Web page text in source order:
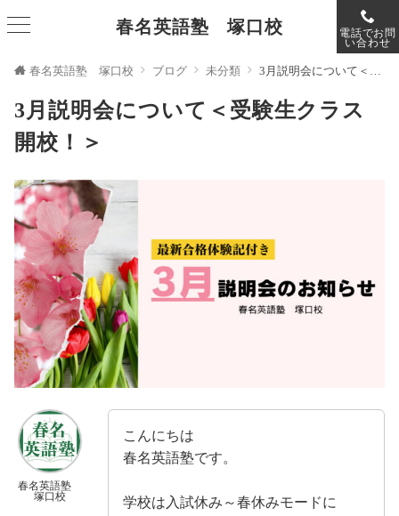
春名英語塾 塚口校
電話でお問
い合わせ
春名英語塾 塚口校 ブログ 未分類 3月説明会について＜受験生クラス開校！＞
3月説明会について＜受験生クラス
開校！＞
春名英語塾
塚口校
こんにちは
春名英語塾です。
学校は入試休み～春休みモードに